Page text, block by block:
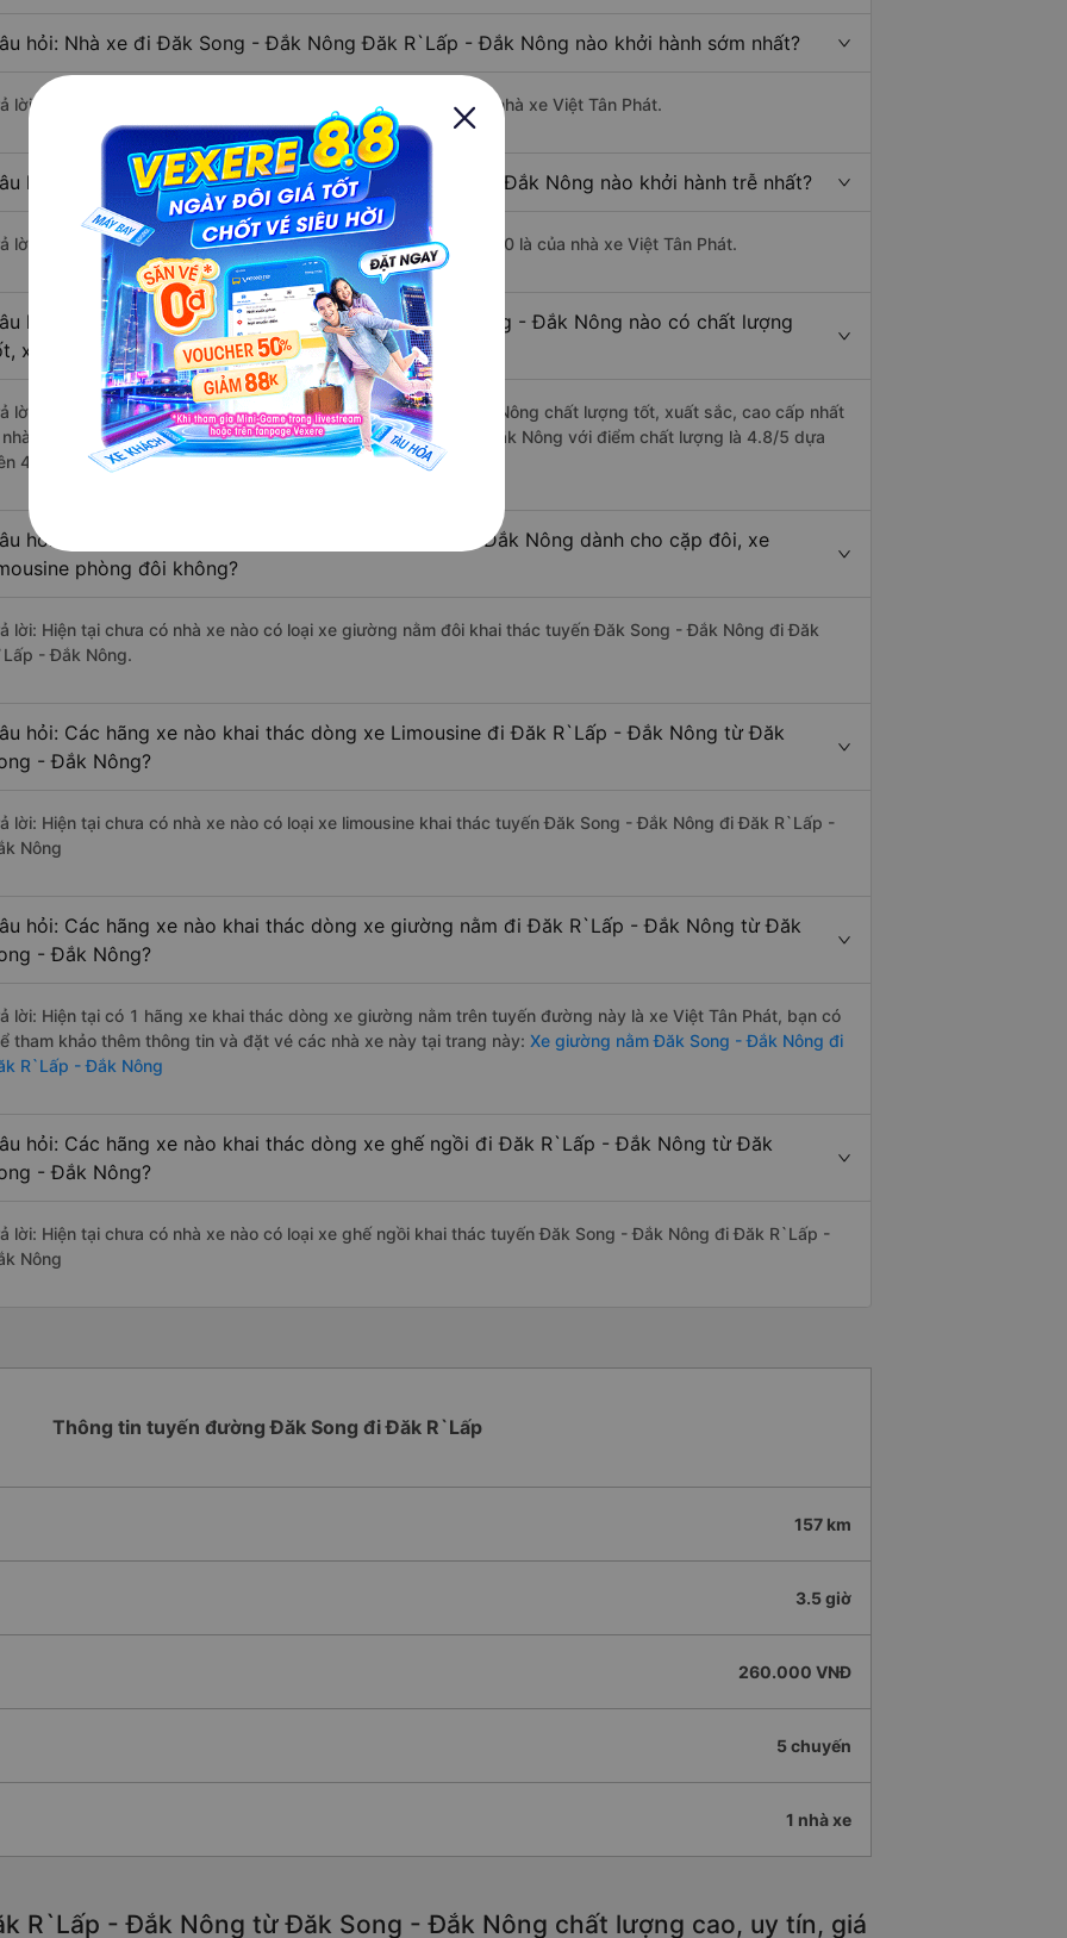
hỏi: Nhà xe đi Đăk Song - Đắk Nông Đăk R`Lấp - Đắk Nông nào khởi hành sớm nhất?
lời: Chuyến xe có giờ xuất phát sớm nhất vào lúc 8:30 là của nhà xe Việt Tân Phát.
hỏi: Nhà xe đi Đăk R`Lấp - Đắk Nông từ Đăk Song - Đắk Nông nào khởi hành trễ nhất?
lời: Chuyến xe có giờ xuất phát trễ (muộn) nhất là vào lúc 22:00 là của nhà xe Việt Tân Phát.
hỏi: Review xe đi Đăk R`Lấp - Đắk Nông từ Đăk Song - Đắk Nông nào có chất lượng
xuất sắc, cao cấp nhất?
lời: Những hãng xe đi Đăk Song - Đắk Nông Đăk R`Lấp - Đắk Nông chất lượng tốt, xuất sắc, cao cấp nhất
nhà xe Việt Tân Phát đi Đăk R`Lấp - Đắk Nông từ Đăk Song - Đắk Nông với điểm chất lượng là 4.8/5 dựa
477 đánh giá của khách hàng).
hỏi: Có loại xe Đăk Song - Đắk Nông Đăk R`Lấp - Đắk Nông dành cho cặp đôi, xe
phòng đôi không?
lời: Hiện tại chưa có nhà xe nào có loại xe giường nằm đôi khai thác tuyến Đăk Song - Đắk Nông đi Đăk
- Đắk Nông.
hỏi: Các hãng xe nào khai thác dòng xe Limousine đi Đăk R`Lấp - Đắk Nông từ Đăk
- Đắk Nông?
lời: Hiện tại chưa có nhà xe nào có loại xe limousine khai thác tuyến Đăk Song - Đắk Nông đi Đăk R`Lấp -
Nông
hỏi: Các hãng xe nào khai thác dòng xe giường nằm đi Đăk R`Lấp - Đắk Nông từ Đăk
- Đắk Nông?
lời: Hiện tại có 1 hãng xe khai thác dòng xe giường nằm trên tuyến đường này là xe Việt Tân Phát, bạn có
tham khảo thêm thông tin và đặt vé các nhà xe này tại trang này: Xe giường nằm Đăk Song - Đắk Nông đi
R`Lấp - Đắk Nông
hỏi: Các hãng xe nào khai thác dòng xe ghế ngồi đi Đăk R`Lấp - Đắk Nông từ Đăk
- Đắk Nông?
lời: Hiện tại chưa có nhà xe nào có loại xe ghế ngồi khai thác tuyến Đăk Song - Đắk Nông đi Đăk R`Lấp -
Nông
Thông tin tuyến đường Đăk Song đi Đăk R`Lấp
157 km
3.5 giờ
260.000 VNĐ
5 chuyến
1 nhà xe
R`Lấp - Đắk Nông từ Đăk Song - Đắk Nông chất lượng cao, uy tín, giá